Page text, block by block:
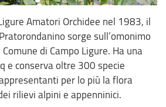
Amatori Orchidee nel 1983, il
sorge sull’omonimo
di Campo Ligure. Ha una
e conserva oltre 300 specie
per lo più la flora
rilievi alpini e appenninici.